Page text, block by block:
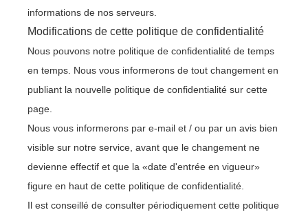
informations de nos serveurs.
Modifications de cette politique de confidentialité
Nous pouvons notre politique de confidentialité de temps
en temps. Nous vous informerons de tout changement en
publiant la nouvelle politique de confidentialité sur cette
page.
Nous vous informerons par e-mail et / ou par un avis bien
visible sur notre service, avant que le changement ne
devienne effectif et que la «date d'entrée en vigueur»
figure en haut de cette politique de confidentialité.
Il est conseillé de consulter périodiquement cette politique